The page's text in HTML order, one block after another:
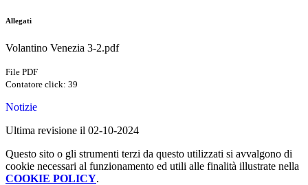
Allegati
Volantino Venezia 3-2.pdf
File PDF
Contatore click: 39
Notizie
Ultima revisione il 02-10-2024
Questo sito o gli strumenti terzi da questo utilizzati si avvalgono di
cookie necessari al funzionamento ed utili alle finalità illustrate nella
COOKIE POLICY.